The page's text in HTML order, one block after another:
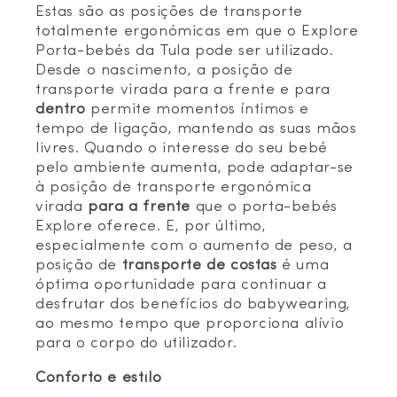
Estas são as posições de transporte
totalmente ergonómicas em que o Explore
Porta-bebés da Tula pode ser utilizado.
Desde o nascimento, a posição de
transporte virada para a frente e para
dentro permite momentos íntimos e
tempo de ligação, mantendo as suas mãos
livres. Quando o interesse do seu bebé
pelo ambiente aumenta, pode adaptar-se
à posição de transporte ergonómica
virada para a frente que o porta-bebés
Explore oferece. E, por último,
especialmente com o aumento de peso, a
posição de transporte de costas é uma
óptima oportunidade para continuar a
desfrutar dos benefícios do babywearing,
ao mesmo tempo que proporciona alívio
para o corpo do utilizador.
Conforto e estilo